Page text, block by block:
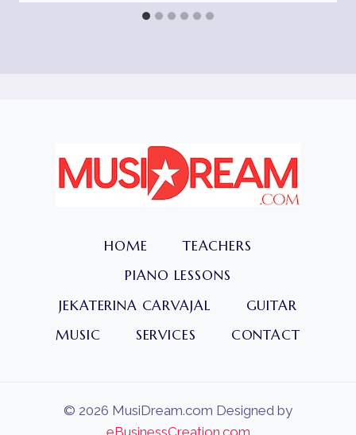
HOME
TEACHERS
PIANO LESSONS
JEKATERINA CARVAJAL
GUITAR
MUSIC
SERVICES CONTACT
© 2026 MusiDream.com Designed by
eBusinessCreation.com